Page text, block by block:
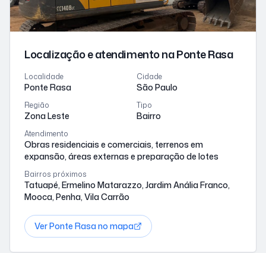
Localização e atendimentona Ponte Rasa
Localidade
Ponte Rasa
Cidade
São Paulo
Região
Zona Leste
Tipo
Bairro
Atendimento
Obras residenciais e comerciais, terrenos em
expansão, áreas externas e preparação de lotes
Bairros próximos
Tatuapé, Ermelino Matarazzo, Jardim Anália Franco,
Mooca, Penha, Vila Carrão
VerPonte Rasano mapa